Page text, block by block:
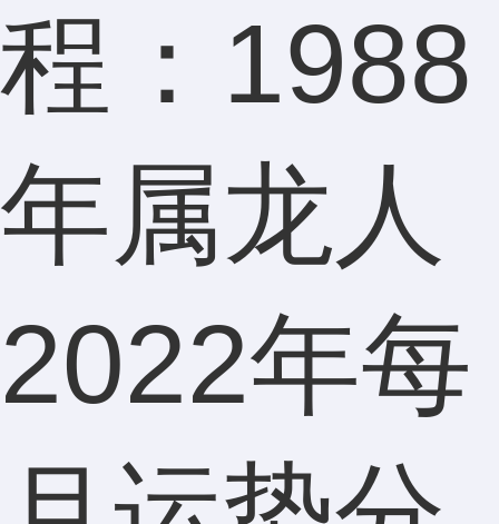
程：1988
年属龙人
2022年每